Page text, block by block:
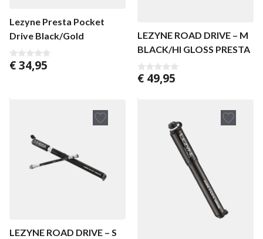
Lezyne Presta Pocket
Drive Black/Gold
0
v
€34,95
LEZYNE ROAD DRIVE – M
BLACK/HI GLOSS PRESTA
0
n
€ 49,95
LEZYNE ROAD DRIVE – S